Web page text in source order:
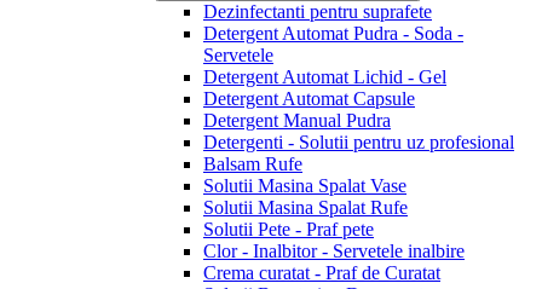
Dezinfectanti pentru suprafete
Detergent Automat Pudra - Soda -
Servetele
Detergent Automat Lichid - Gel
Detergent Automat Capsule
Detergent Manual Pudra
Detergenti - Solutii pentru uz profesional
Balsam Rufe
Solutii Masina Spalat Vase
Solutii Masina Spalat Rufe
Solutii Pete - Praf pete
Clor - Inalbitor - Servetele inalbire
Crema curatat - Praf de Curatat